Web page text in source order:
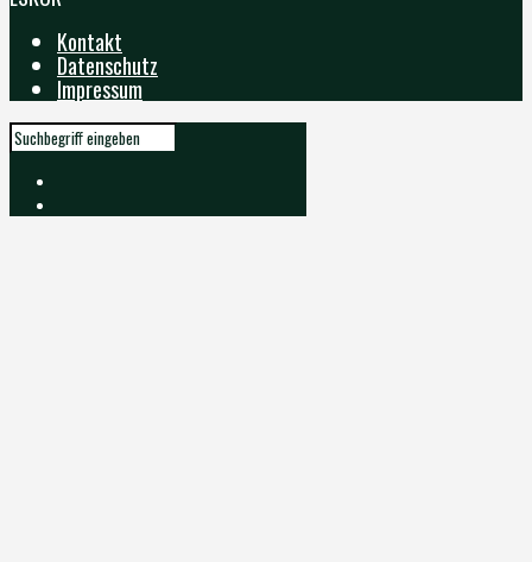
Kontakt
Datenschutz
Impressum